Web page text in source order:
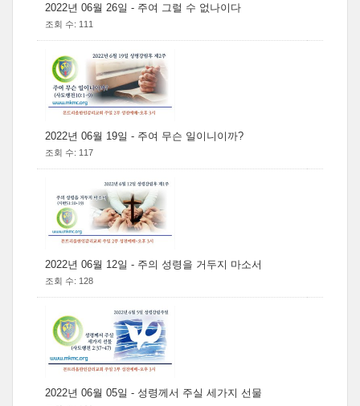
2022년 06월 26일 - 주여 그럴 수 없나이다
조회 수: 111
2022년 06월 19일 - 주여 무슨 일이니이까?
조회 수: 117
2022년 06월 12일 - 주의 성령을 거두지 마소서
조회 수: 128
2022년 06월 05일 - 성령께서 주실 세가지 선물